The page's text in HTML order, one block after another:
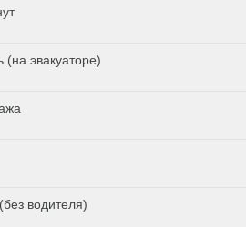
(на эвакуаторе)
водителя)